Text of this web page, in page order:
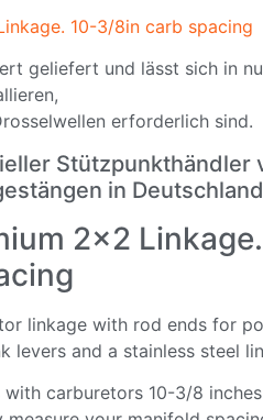
10-3/8in carb spacing
geliefert und lässt sich in
erforderlich sind.
Stützpunkthändler
in
2×2
linkage with rod ends for
levers and a stainless steel
carburetors 10-3/8 inches